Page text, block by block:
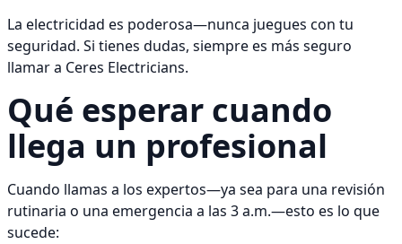
La electricidad es poderosa—nunca juegues con tu
seguridad. Si tienes dudas, siempre es más seguro
llamar a Ceres Electricians.
Qué esperar cuando
llega un profesional
Cuando llamas a los expertos—ya sea para una revisión
rutinaria o una emergencia a las 3 a.m.—esto es lo que
sucede: